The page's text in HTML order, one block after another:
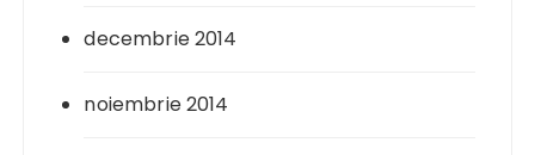
decembrie 2014
noiembrie 2014